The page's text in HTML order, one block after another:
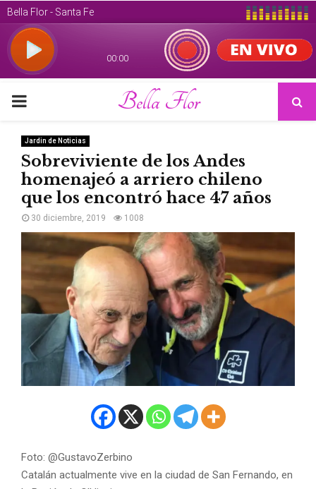
PRIMARY
MENU
Bella Flor
Jardin de Noticias
Sobreviviente de los Andes
homenajeó a arriero chileno
que los encontró hace 47 años
30 diciembre, 2019 1008
Foto: @GustavoZerbino
Catalán actualmente vive en la ciudad de San Fernando, en